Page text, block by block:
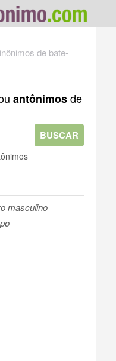
de bate-
antônimosde
BUSCAR
masculino